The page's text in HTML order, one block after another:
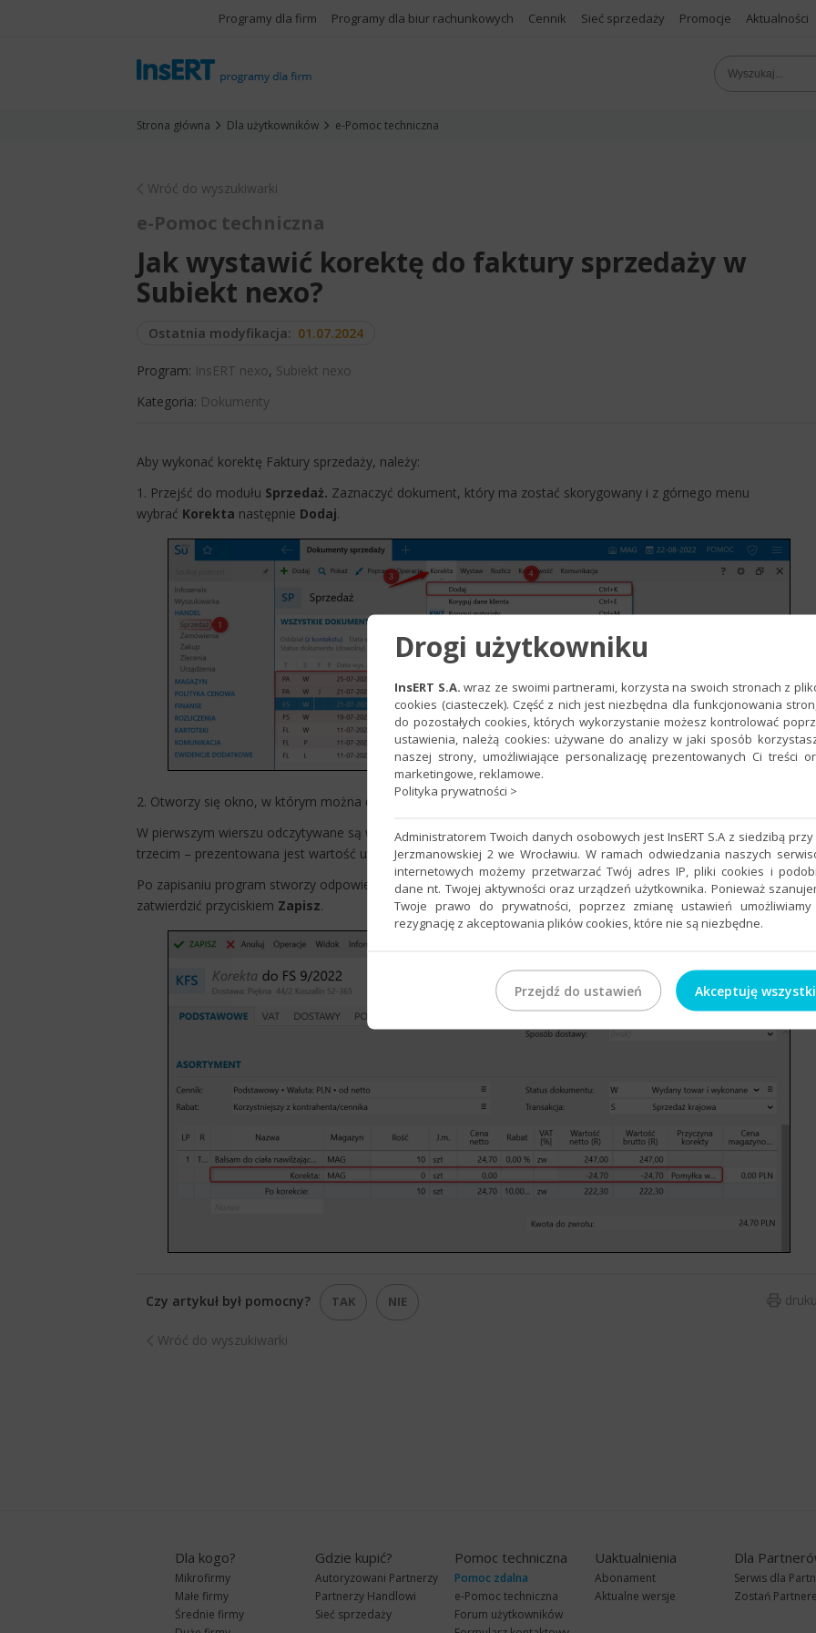
Programy dla firm Programy dla biur rachunkowych Cennik Sieć sprzedaży Promocje Aktualności
Strona główna Dla użytkowników e-Pomoc techniczna
Wróć do wyszukiwarki
e-Pomoc techniczna
Jak wystawić korektę do faktury sprzedaży w
Subiekt nexo?
Ostatnia modyfikacja: 01.07.2024
Program: InsERT nexo, Subiekt nexo
Kategoria: Dokumenty
​Aby wykonać korektę Faktury sprzedaży, należy:
1. Przejść do modułu Sprzedaż. Zaznaczyć dokument, który ma zostać skorygowany​ i z górnego menu
wybrać Korekta następnie Dodaj.
2. Otworzy się okno, w którym można dokonać zmian wartościowych bądź ilościowych.
W pierwszym wierszu odczytywane są wartości sprzed korekty, w drugim – należy podać wartość korekty, w
trzecim – prezentowana jest wartość uwzględniająca korektę.
Po zapisaniu program stworzy odpowiednie dokumenty adekwatne do korygowanych pozycji. Dokument
zatwierdzić przyciskiem Zapisz.
Czy artykuł był pomocny? TAK NIE
Wróć do wyszukiwarki
Dla kogo?
Mikrofirmy
Małe firmy
Średnie firmy
Gdzie kupić?
Autoryzowani Partnerzy
Partnerzy Handlowi
Sieć sprzedaży
Pomoc techniczna
Pomoc zdalna
e-Pomoc techniczna
Forum użytkowników
Uaktualnienia
Abonament
Aktualne wersje
Dla
Serwis dla
Zostań
Drogi użytkowniku
InsERT S.A. wraz ze swoimi partnerami, korzysta na swoich stronach z
cookies (ciasteczek). Część z nich jest niezbędna dla funkcjonowania
do pozostałych cookies, których wykorzystanie możesz kontrolować
ustawienia, należą cookies: używane do analizy w jaki sposób
naszej strony, umożliwiające personalizację prezentowanych Ci treści
marketingowe, reklamowe.
Polityka prywatności >
Administratorem Twoich danych osobowych jest InsERT S.A z siedzibą przy
Jerzmanowskiej 2 we Wrocławiu. W ramach odwiedzania naszych
internetowych możemy przetwarzać Twój adres IP, pliki cookies i
dane nt. Twojej aktywności oraz urządzeń użytkownika. Ponieważ
Twoje prawo do prywatności, poprzez zmianę ustawień umożliwiamy
rezygnację z akceptowania plików cookies, które nie są niezbędne.
Przejdź do ustawień Akceptuję